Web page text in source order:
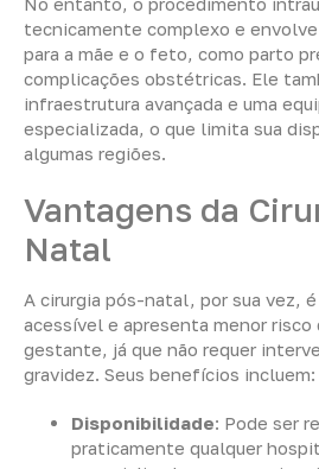
tecnicamente complexo e
para a mãe e o feto, como parto
complicações obstétricas. Ele
infraestrutura avançada e uma
especializada, o que limita sua
algumas regiões.
Vantagens da
Natal
A cirurgia pós-natal, por sua vez,
acessível e apresenta menor risco
gestante, já que não requer
gravidez. Seus benefícios incluem:
Disponibilidade: Pode ser
praticamente qualquer